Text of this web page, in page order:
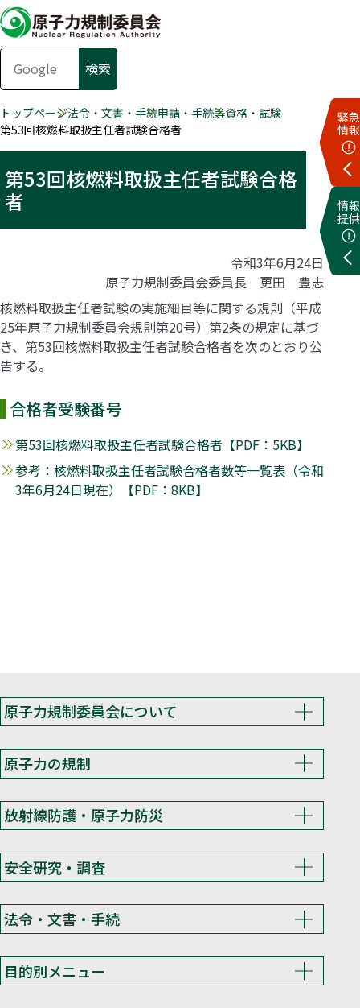
緊急
情報
情報
提供
トップページ法令・文書・手続申請・手続等資格・試験
第53回核燃料取扱主任者試験合格者
第53回核燃料取扱主任者試験合格
者
令和3年6月24日
原子力規制委員会委員長 更田 豊志
核燃料取扱主任者試験の実施細目等に関する規則（平成
25年原子力規制委員会規則第20号）第2条の規定に基づ
き、第53回核燃料取扱主任者試験合格者を次のとおり公
告する。
合格者受験番号
第53回核燃料取扱主任者試験合格者【PDF：5KB】
参考：核燃料取扱主任者試験合格者数等一覧表（令和
3年6月24日現在）【PDF：8KB】
原子力規制委員会について
原子力の規制
放射線防護・原子力防災
安全研究・調査
法令・文書・手続
目的別メニュー